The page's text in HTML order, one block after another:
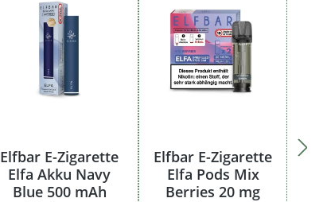
Elfbar E-Zigarette
Elfa Akku Navy
Blue 500 mAh
Elfbar E-Zigarette
Elfa Pods Mix
Berries 20 mg